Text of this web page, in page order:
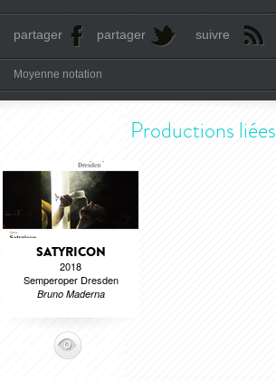
partager partager suivre
Moyenne notation
Productions liées
SATYRICON
2018
Semperoper Dresden
Bruno Maderna